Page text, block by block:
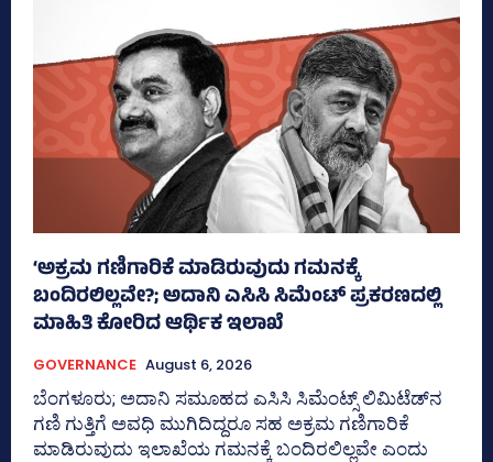
‘ಅಕ್ರಮ ಗಣಿಗಾರಿಕೆ ಮಾಡಿರುವುದು ಗಮನಕ್ಕೆ
ಬಂದಿರಲಿಲ್ಲವೇ?; ಅದಾನಿ ಎಸಿಸಿ ಸಿಮೆಂಟ್ ಪ್ರಕರಣದಲ್ಲಿ
ಮಾಹಿತಿ ಕೋರಿದ ಆರ್ಥಿಕ ಇಲಾಖೆ
GOVERNANCE August 6, 2026
ಬೆಂಗಳೂರು; ಅದಾನಿ ಸಮೂಹದ ಎಸಿಸಿ ಸಿಮೆಂಟ್ಸ್‌ ಲಿಮಿಟೆಡ್‌ನ
ಗಣಿ ಗುತ್ತಿಗೆ ಅವಧಿ ಮುಗಿದಿದ್ದರೂ ಸಹ ಅಕ್ರಮ ಗಣಿಗಾರಿಕೆ
ಮಾಡಿರುವುದು ಇಲಾಖೆಯ ಗಮನಕ್ಕೆ ಬಂದಿರಲಿಲ್ಲವೇ ಎಂದು